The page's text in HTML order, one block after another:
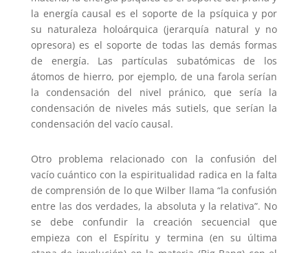
la energía causal es el soporte de la psíquica y por
su naturaleza holoárquica (jerarquía natural y no
opresora) es el soporte de todas las demás formas
de energía. Las partículas subatómicas de los
átomos de hierro, por ejemplo, de una farola serían
la condensación del nivel pránico, que sería la
condensación de niveles más sutiels, que serían la
condensación del vacío causal.
Otro problema relacionado con la confusión del
vacío cuántico con la espiritualidad radica en la falta
de comprensión de lo que Wilber llama “la confusión
entre las dos verdades, la absoluta y la relativa”. No
se debe confundir la creación secuencial que
empieza con el Espíritu y termina (en su última